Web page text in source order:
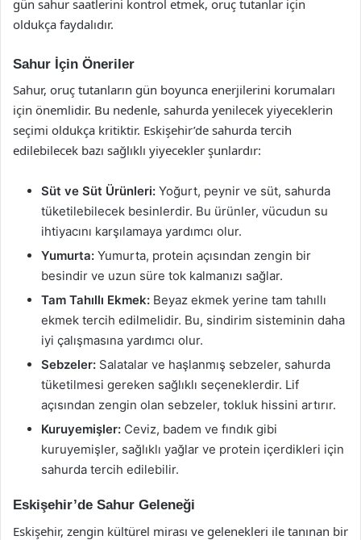
gün sahur saatlerini kontrol etmek, oruç tutanlar için
oldukça faydalıdır.
Sahur İçin Öneriler
Sahur, oruç tutanların gün boyunca enerjilerini korumaları
için önemlidir. Bu nedenle, sahurda yenilecek yiyeceklerin
seçimi oldukça kritiktir. Eskişehir’de sahurda tercih
edilebilecek bazı sağlıklı yiyecekler şunlardır:
Süt ve Süt Ürünleri: Yoğurt, peynir ve süt, sahurda
tüketilebilecek besinlerdir. Bu ürünler, vücudun su
ihtiyacını karşılamaya yardımcı olur.
Yumurta: Yumurta, protein açısından zengin bir
besindir ve uzun süre tok kalmanızı sağlar.
Tam Tahıllı Ekmek: Beyaz ekmek yerine tam tahıllı
ekmek tercih edilmelidir. Bu, sindirim sisteminin daha
iyi çalışmasına yardımcı olur.
Sebzeler: Salatalar ve haşlanmış sebzeler, sahurda
tüketilmesi gereken sağlıklı seçeneklerdir. Lif
açısından zengin olan sebzeler, tokluk hissini artırır.
Kuruyemişler: Ceviz, badem ve fındık gibi
kuruyemişler, sağlıklı yağlar ve protein içerdikleri için
sahurda tercih edilebilir.
Eskişehir’de Sahur Geleneği
Eskişehir, zengin kültürel mirası ve gelenekleri ile tanınan bir